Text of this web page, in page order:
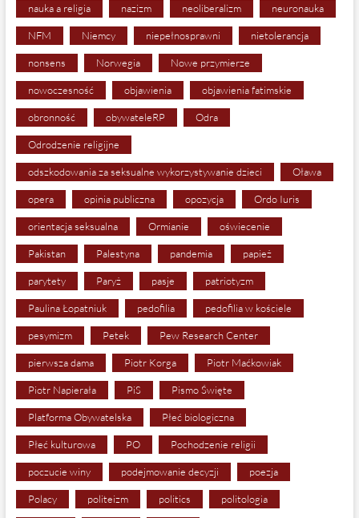
nauka a religia nazizm neoliberalizm neuronauka
NFM Niemcy niepełnosprawni nietolerancja
nonsens Norwegia Nowe przymierze
nowoczesność objawienia objawienia fatimskie
obronność obywateleRP Odra
Odrodzenie religijne
odszkodowania za seksualne wykorzystywanie dzieci Oława
opera opinia publiczna opozycja Ordo Iuris
orientacja seksualna Ormianie oświecenie
Pakistan Palestyna pandemia papież
parytety Paryż pasje patriotyzm
Paulina Łopatniuk pedofilia pedofilia w kościele
pesymizm Petek Pew Research Center
pierwsza dama Piotr Korga Piotr Maćkowiak
Piotr Napierała PiS Pismo Święte
Platforma Obywatelska Płeć biologiczna
Płeć kulturowa PO Pochodzenie religii
poczucie winy podejmowanie decyzji poezja
Polacy politeizm politics politologia